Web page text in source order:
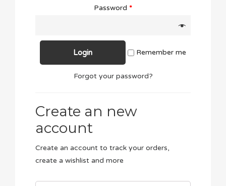
Password *
Remember me
Forgot your password?
Create an new
account
Create an account to track your orders,
create a wishlist and more